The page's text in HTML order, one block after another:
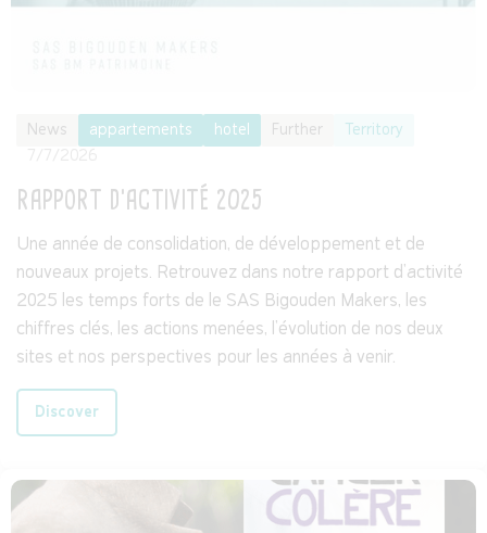
News appartements hotel Further
Territory
RAPPORT D'ACTIVITÉ 2025
Une année de consolidation, de développement et de
nouveaux projets. Retrouvez dans notre rapport d'activité
2025 les temps forts de le SAS Bigouden Makers, les
chiffres clés, les actions menées, l'évolution de nos deux
sites et nos perspectives pour les années à venir.
Discover